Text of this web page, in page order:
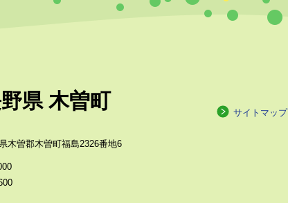
県 木曽町
木曽郡木曽町福島2326番地6
サイトマップ